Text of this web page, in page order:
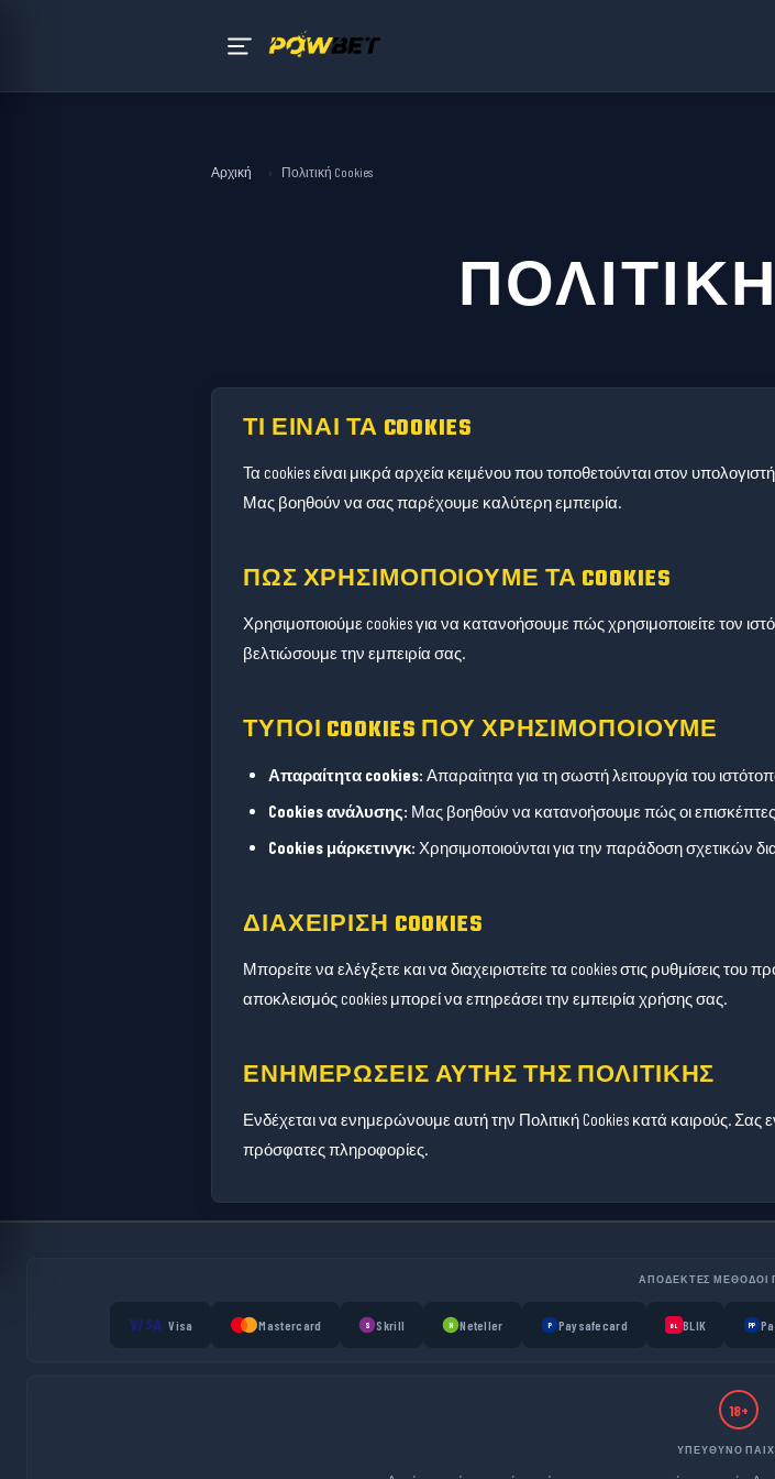
Αρχική › Πολιτική Cookies
ΠΟΛΙΤΙΚΉ
ΤΙ ΕΊΝΑΙ ΤΑ COOKIES
Τα cookies είναι μικρά αρχεία κειμένου που τοποθετούνται στον
Μας βοηθούν να σας παρέχουμε καλύτερη εμπειρία.
ΠΏΣ ΧΡΗΣΙΜΟΠΟΙΟΎΜΕ ΤΑ COOKIES
Χρησιμοποιούμε cookies για να κατανοήσουμε πώς χρησιμοποιείτε τον
βελτιώσουμε την εμπειρία σας.
ΤΎΠΟΙ COOKIES ΠΟΥ ΧΡΗΣΙΜΟΠΟΙΟΎΜΕ
Απαραίτητα cookies: Απαραίτητα για τη σωστή λειτουργία του
Cookies ανάλυσης: Μας βοηθούν να κατανοήσουμε πώς οι
Cookies μάρκετινγκ: Χρησιμοποιούνται για την παράδοση σχετικών
ΔΙΑΧΕΊΡΙΣΗ COOKIES
Μπορείτε να ελέγξετε και να διαχειριστείτε τα cookies στις ρυθμίσεις
αποκλεισμός cookies μπορεί να επηρεάσει την εμπειρία χρήσης σας.
ΕΝΗΜΕΡΏΣΕΙΣ ΑΥΤΉΣ ΤΗΣ ΠΟΛΙΤΙΚΉΣ
Ενδέχεται να ενημερώνουμε αυτή την Πολιτική Cookies κατά καιρούς. Σας
πρόσφατες πληροφορίες.
ΑΠΟΔΕΚΤΈΣ ΜΈΘΟΔΟΙ
Visa Mastercard S Skrill N Neteller P Paysafecard BL BLIK PP
18+
ΥΠΕΎΘΥΝΟ